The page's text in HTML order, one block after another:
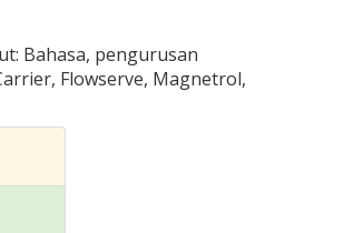
Bahasa, pengurusan
Flowserve, Magnetrol,